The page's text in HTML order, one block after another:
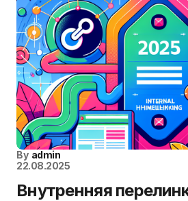
By admin
22.08.2025
Внутренняя